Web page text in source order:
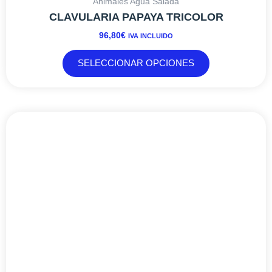
CLAVULARIA PAPAYA TRICOLOR
96,80€ IVA INCLUIDO
SELECCIONAR OPCIONES